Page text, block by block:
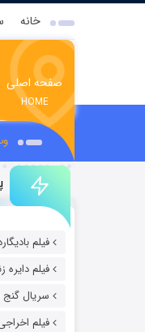
خانه
صفحه اصلی
HOME
فیلم
فیلم دایره
سریال گنج
فیلم